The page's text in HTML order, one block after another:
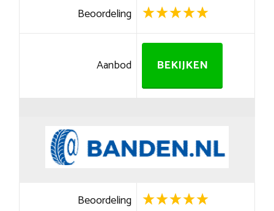
Beoordeling
Aanbod BEKIJKEN
Beoordeling